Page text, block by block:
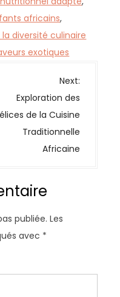
africains,
diversité culinaire
exotiques
Next:
Exploration des
de la Cuisine
Traditionnelle
Africaine
publiée. Les
avec *